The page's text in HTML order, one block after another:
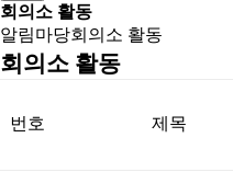
회의소 활동
알림마당회의소 활동
회의소 활동
번호 제목